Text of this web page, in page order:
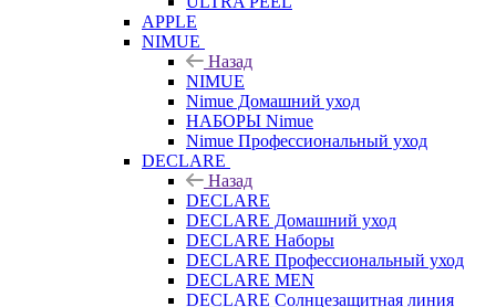
APPLE
NIMUE
Назад
NIMUE
Nimue Домашний уход
НАБОРЫ Nimue
Nimue Профессиональный уход
DECLARE
Назад
DECLARE
DECLARE Домашний уход
DECLARE Наборы
DECLARE Профессиональный уход
DECLARE MEN
DECLARE Солнцезащитная линия